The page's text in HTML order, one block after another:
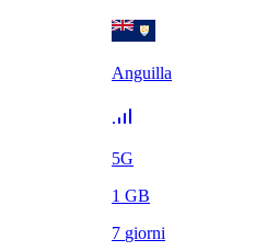
Anguilla
5G
1 GB
7 giorni